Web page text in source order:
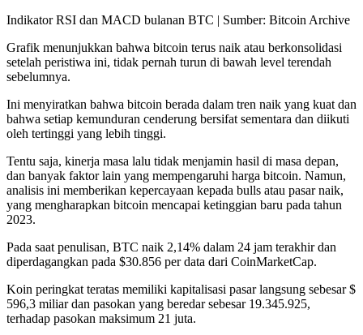
Indikator RSI dan MACD bulanan BTC | Sumber: Bitcoin Archive
Grafik menunjukkan bahwa bitcoin terus naik atau berkonsolidasi
setelah peristiwa ini, tidak pernah turun di bawah level terendah
sebelumnya.
Ini menyiratkan bahwa bitcoin berada dalam tren naik yang kuat dan
bahwa setiap kemunduran cenderung bersifat sementara dan diikuti
oleh tertinggi yang lebih tinggi.
Tentu saja, kinerja masa lalu tidak menjamin hasil di masa depan,
dan banyak faktor lain yang mempengaruhi harga bitcoin. Namun,
analisis ini memberikan kepercayaan kepada bulls atau pasar naik,
yang mengharapkan bitcoin mencapai ketinggian baru pada tahun
2023.
Pada saat penulisan, BTC naik 2,14% dalam 24 jam terakhir dan
diperdagangkan pada $30.856 per data dari CoinMarketCap.
Koin peringkat teratas memiliki kapitalisasi pasar langsung sebesar $
596,3 miliar dan pasokan yang beredar sebesar 19.345.925,
terhadap pasokan maksimum 21 juta.